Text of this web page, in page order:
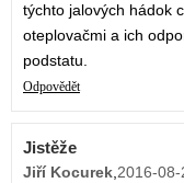
týchto jalových hádok
oteplovačmi a ich
podstatu.
Odpovědět
Jistěže
Jiří Kocurek,2016-08-